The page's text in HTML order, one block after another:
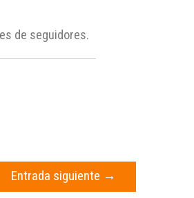
de seguidores.
Entrada siguiente →